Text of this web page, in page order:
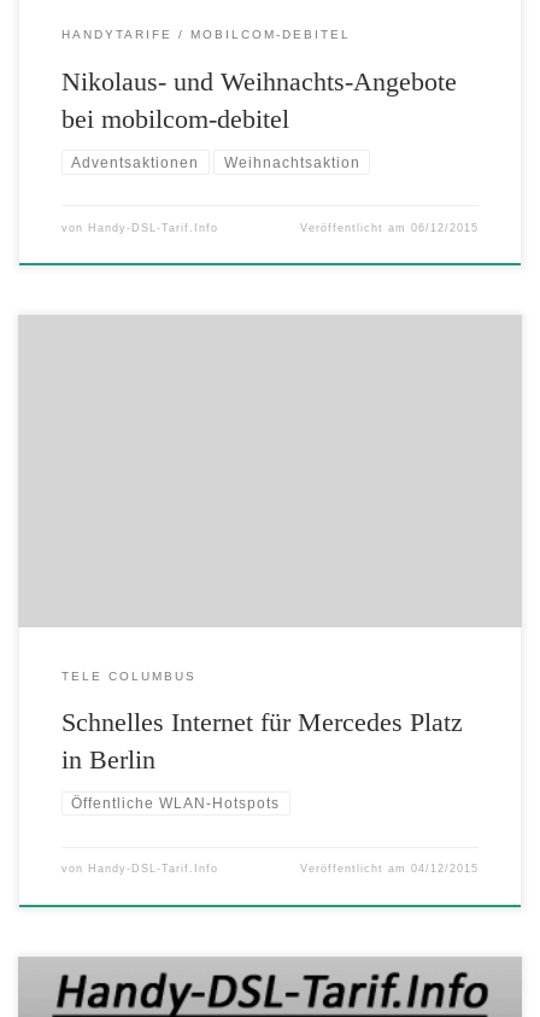
HANDYTARIFE MOBILCOM-DEBITEL
Nikolaus- und Weihnachts-Angebote
bei mobilcom-debitel
Adventsaktionen Weihnachtsaktion
von Handy-DSL-Tarif.Info Veröffentlicht am06/12/2015
TELE COLUMBUS
Schnelles Internet für Mercedes Platz
in Berlin
Öffentliche WLAN-Hotspots
von Handy-DSL-Tarif.Info Veröffentlicht am04/12/2015